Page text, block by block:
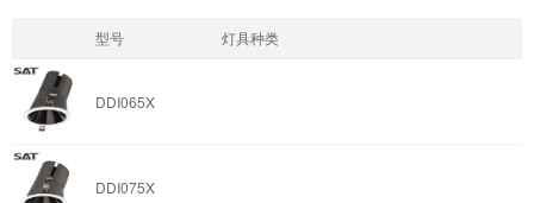
型号 灯具种类
DDI065X
DDI075X